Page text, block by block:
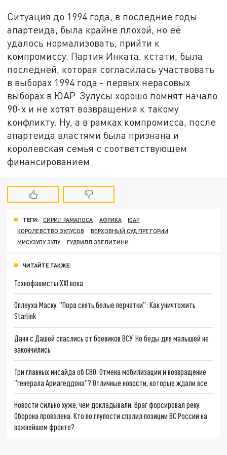
Ситуация до 1994 года, в последние годы
апартеида, была крайне плохой, но её
удалось нормализовать, прийти к
компромиссу. Партия Инката, кстати, была
последней, которая согласилась участвовать
в выборах 1994 года - первых нерасовых
выборах в ЮАР. Зулусы хорошо помнят начало
90-х и не хотят возвращения к такому
конфликту. Ну, а в рамках компромисса, после
апартеида властями была признана и
королевская семья с соответствующем
финансированием.
ТЕГИ: СИРИЛ РАМАПОСА АФРИКА
ЮАР
КОРОЛЕВСТВО ЗУЛУСОВ
ВЕРХОВНЫЙ СУД ПРЕТОРИИ
МИСУЗУЛУ ЗУЛУ
ГУДВИЛЛ ЗВЕЛИТИНИ
ЧИТАЙТЕ ТАКЖЕ:
Технофашисты XXI века
Оплеуха Маску. "Пора снять белые перчатки": Как уничтожить
Starlink
Даня с Дашей спаслись от боевиков ВСУ. Но беды для малышей не
закончились
Три главных инсайда об СВО. Отмена мобилизации и возвращение
"генерала Армагеддона"? Отличные новости, которые ждали все
Новости сильно хуже, чем докладывали. Враг форсировал реку.
Оборона провалена. Кто по глупости спалил позиции ВС России на
важнейшем фронте?